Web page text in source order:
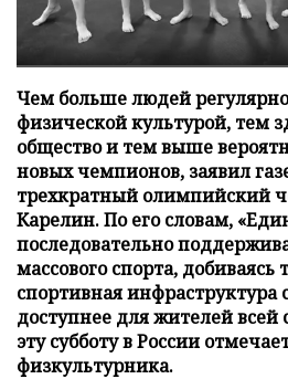
Чем больше людей
физической культурой, тем
общество и тем выше
новых чемпионов, заявил
трехкратный олимпийский
Карелин. По его словам,
последовательно
массового спорта, добиваясь
спортивная инфраструктура
доступнее для жителей
эту субботу в России
физкультурника.